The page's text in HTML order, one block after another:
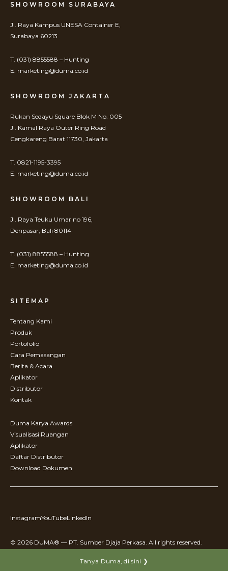
SHOWROOM SURABAYA
Jl. Raya Kampus UNESA Container E,
Surabaya 60213
T. (031) 8855588 – Hunting
E. marketing@duma.co.id
SHOWROOM JAKARTA
Rukan Sedayu Square Blok M No. 005
Jl. Kamal Raya Outer Ring Road
Cengkareng Barat 11730, Jakarta
T. 0821-1195-3395
E. marketing@duma.co.id
SHOWROOM BALI
Jl. Raya Teuku Umar no 196,
Denpasar, Bali 80114
T. (031) 8855588 – Hunting
E. marketing@duma.co.id
SITEMAP
Tentang Kami
Produk
Portofolio
Cara Pemasangan
Berita & Acara
Aplikator
Distributor
Kontak
Duma Karya Awards
Visualisasi Ruangan
Aplikator
Daftar Distributor
Download Dokumen
InstagramYouTubeLinkedIn
© 2026 DUMA® — PT. Sumber Djaja Perkasa. All rights reserved.
Tanya Duma, di sini ❯